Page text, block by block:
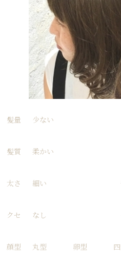
髪量 少ない
髪質 柔かい
太さ 細い
クセ なし
顔型 丸型 卵型